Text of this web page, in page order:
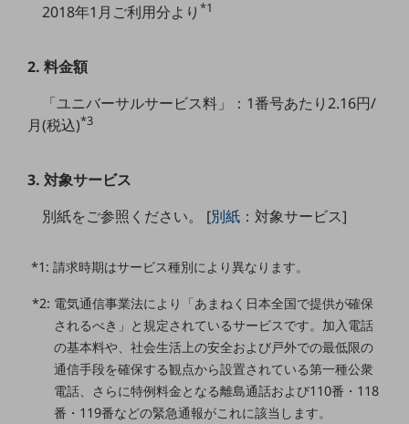
運用管理
業務支援・マーケティング
災害対策・BCP
課題・ニーズで探すTOP
コミュニケーション・情報共有
業務効率化
災害対策
職場環境整備
地域共創・地方創生
セキュリティ対策
2018年1月ご利用分より*1
2. 料金額
「ユニバーサルサービス料」：1番号あたり2.16円/
月(税込)*3
3. 対象サービス
別紙をご参照ください。 [別紙 ：対象サービス]
*1: 請求時期はサービス種別により異なります。
*2: 電気通信事業法により「あまねく日本全国で提供が確保
されるべき」と規定されているサービスです。加入電話
の基本料や、社会生活上の安全および戸外での最低限の
通信手段を確保する観点から設置されている第一種公衆
電話、さらに特例料金となる離島通話および110番・118
番・119番などの緊急通報がこれに該当します。